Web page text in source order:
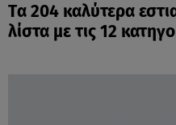
Tα 204 καλύτερα
λίστα με τις 12